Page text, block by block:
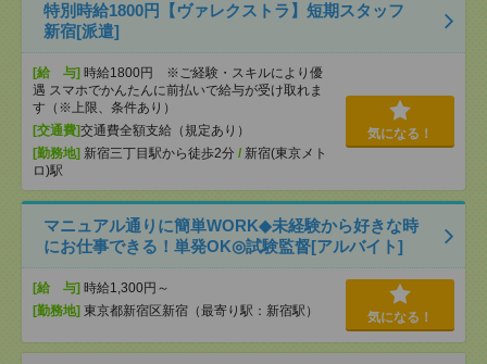
特別時給1800円【ヴァレクストラ】短期スタッフ
新宿[派遣]
[給 与] 時給1800円 ※ご経験・スキルにより優
遇 スマホでかんたんに前払いで給与が受け取れま
す（※上限、条件あり）
[交通費]交通費全額支給（規定あり）
[勤務地] 新宿三丁目駅から徒歩2分 / 新宿(東京メト
ロ)駅
気になる！
マニュアル通りに簡単WORK◆未経験から好きな時
にお仕事できる！単発OK◎試験監督[アルバイト]
[給 与] 時給1,300円～
[勤務地] 東京都新宿区新宿（最寄り駅：新宿駅） 気になる！